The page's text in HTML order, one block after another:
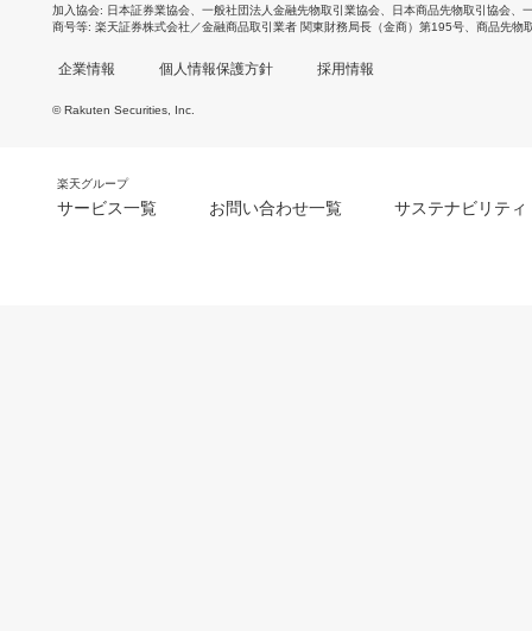
加入協会 日本証券業協会 一般社団法人金融先物取引業協会 日本商品先物取引協会
商号等 楽天証券株式会社／金融商品取引業者 関東財務局長（金商）第195号、商品先物
企業情報 個人情報保護方針 採用情報
© Rakuten Securities, Inc.
楽天グループ
サービス一覧 お問い合わせ一覧 サステナビリティ